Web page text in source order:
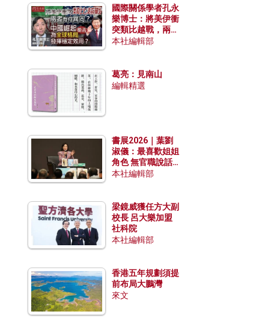
國際關係學者孔永
樂博士：將美伊衝
突類比越戰，兩者
有何異同？中國崛
本社編輯部
葛亮：見南山
編輯精選
書展2026｜葉劉
淑儀：最喜歡姐姐
角色 無官職說話
包袱少
本社編輯部
梁鏡威獲任方大副
校長 呂大樂加盟
社科院
本社編輯部
香港五年規劃須提
前布局大鵬灣
來文